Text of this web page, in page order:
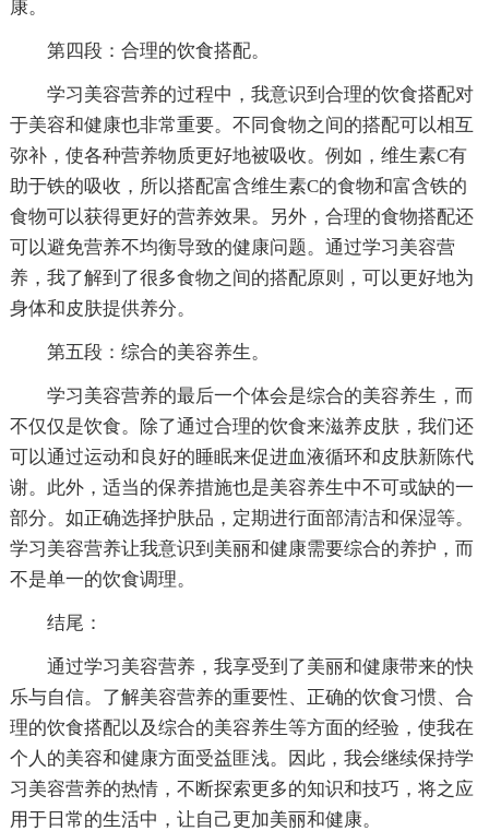
康。
第四段：合理的饮食搭配。
学习美容营养的过程中，我意识到合理的饮食搭配对
于美容和健康也非常重要。不同食物之间的搭配可以相互
弥补，使各种营养物质更好地被吸收。例如，维生素C有
助于铁的吸收，所以搭配富含维生素C的食物和富含铁的
食物可以获得更好的营养效果。另外，合理的食物搭配还
可以避免营养不均衡导致的健康问题。通过学习美容营
养，我了解到了很多食物之间的搭配原则，可以更好地为
身体和皮肤提供养分。
第五段：综合的美容养生。
学习美容营养的最后一个体会是综合的美容养生，而
不仅仅是饮食。除了通过合理的饮食来滋养皮肤，我们还
可以通过运动和良好的睡眠来促进血液循环和皮肤新陈代
谢。此外，适当的保养措施也是美容养生中不可或缺的一
部分。如正确选择护肤品，定期进行面部清洁和保湿等。
学习美容营养让我意识到美丽和健康需要综合的养护，而
不是单一的饮食调理。
结尾：
通过学习美容营养，我享受到了美丽和健康带来的快
乐与自信。了解美容营养的重要性、正确的饮食习惯、合
理的饮食搭配以及综合的美容养生等方面的经验，使我在
个人的美容和健康方面受益匪浅。因此，我会继续保持学
习美容营养的热情，不断探索更多的知识和技巧，将之应
用于日常的生活中，让自己更加美丽和健康。